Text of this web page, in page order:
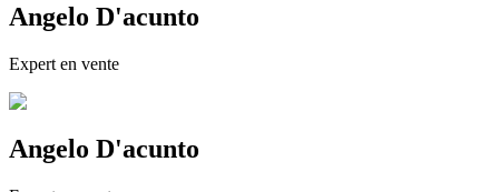
Angelo D'acunto
Expert en vente
Angelo D'acunto